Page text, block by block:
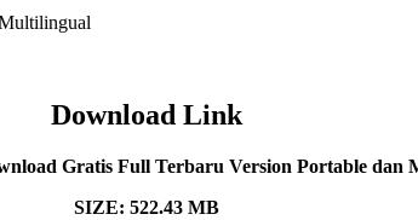
Download Link
Gratis Full Terbaru Version Portable dan
SIZE: 522.43 MB